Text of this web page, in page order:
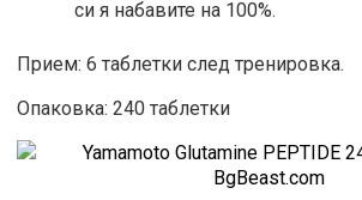
си я набавите на 100%.
Прием: 6 таблетки след тренировка.
Опаковка: 240 таблетки